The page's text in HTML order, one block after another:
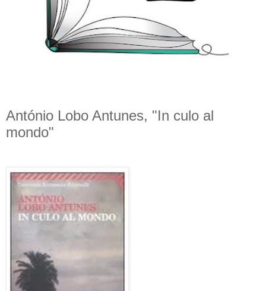
António Lobo Antunes, "In culo al
mondo"